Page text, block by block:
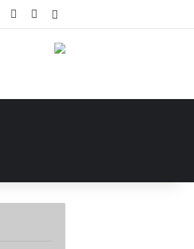
You TubeInstagramWhatsApp